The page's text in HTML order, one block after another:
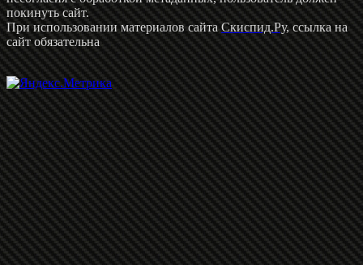
покинуть сайт.
При использовании материалов сайтаСкиспид.Ру, ссылка на
сайт обязательна